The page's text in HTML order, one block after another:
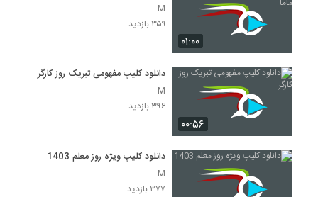
۰۱:۰۰
M
۳۵۹ بازدید
۰۰:۵۶
دانلود کلیپ مفهومی تبریک روز کارگر
M
۳۹۶ بازدید
دانلود کلیپ ویژه روز معلم 1403
M
۳۷۷ بازدید